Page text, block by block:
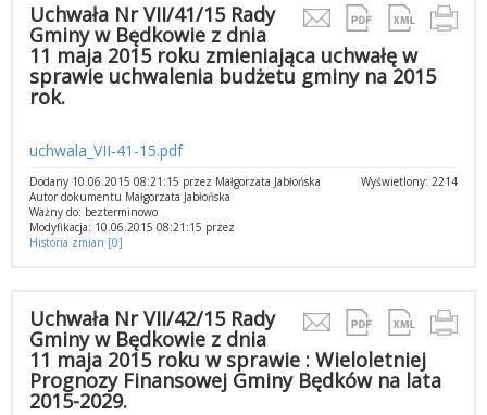
Uchwała Nr VII/41/15 Rady
Gminy w Będkowie z dnia
11 maja 2015 roku zmieniająca uchwałę w
sprawie uchwalenia budżetu gminy na 2015
rok.
uchwala_VII-41-15.pdf
Wyświetlony: 2214
Dodany 10.06.2015 08:21:15 przez Małgorzata Jabłońska
Autor dokumentu Małgorzata Jabłońska
Ważny do: bezterminowo
Modyfikacja: 10.06.2015 08:21:15 przez
Historia zmian [0]
Uchwała Nr VII/42/15 Rady
Gminy w Będkowie z dnia
11 maja 2015 roku w sprawie : Wieloletniej
Prognozy Finansowej Gminy Będków na lata
2015-2029.